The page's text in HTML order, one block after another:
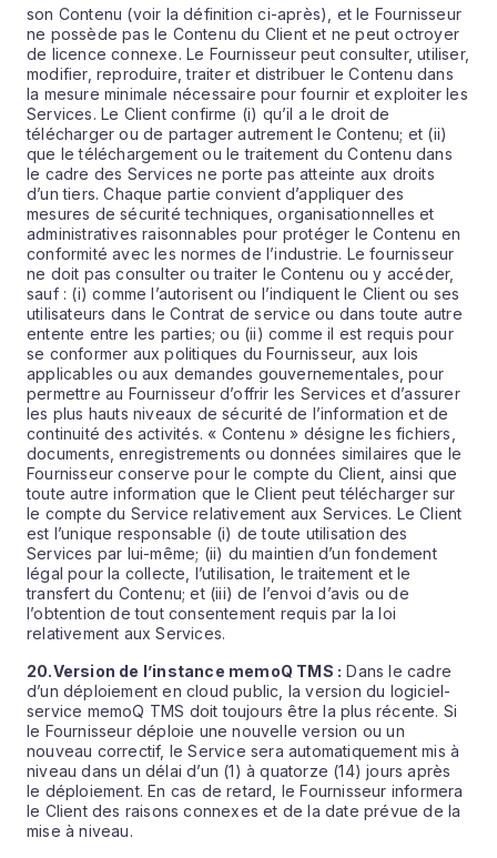
son Contenu (voir la définition ci-après), et le Fournisseur
ne possède pas le Contenu du Client et ne peut octroyer
de licence connexe. Le Fournisseur peut consulter, utiliser,
modifier, reproduire, traiter et distribuer le Contenu dans
la mesure minimale nécessaire pour fournir et exploiter les
Services. Le Client confirme (i) qu’il a le droit de
télécharger ou de partager autrement le Contenu; et (ii)
que le téléchargement ou le traitement du Contenu dans
le cadre des Services ne porte pas atteinte aux droits
d’un tiers. Chaque partie convient d’appliquer des
mesures de sécurité techniques, organisationnelles et
administratives raisonnables pour protéger le Contenu en
conformité avec les normes de l’industrie. Le fournisseur
ne doit pas consulter ou traiter le Contenu ou y accéder,
sauf : (i) comme l’autorisent ou l’indiquent le Client ou ses
utilisateurs dans le Contrat de service ou dans toute autre
entente entre les parties; ou (ii) comme il est requis pour
se conformer aux politiques du Fournisseur, aux lois
applicables ou aux demandes gouvernementales, pour
permettre au Fournisseur d’offrir les Services et d’assurer
les plus hauts niveaux de sécurité de l’information et de
continuité des activités. « Contenu » désigne les fichiers,
documents, enregistrements ou données similaires que le
Fournisseur conserve pour le compte du Client, ainsi que
toute autre information que le Client peut télécharger sur
le compte du Service relativement aux Services. Le Client
est l’unique responsable (i) de toute utilisation des
Services par lui-même; (ii) du maintien d’un fondement
légal pour la collecte, l’utilisation, le traitement et le
transfert du Contenu; et (iii) de l’envoi d’avis ou de
l’obtention de tout consentement requis par la loi
relativement aux Services.
20.Version de l’instance memoQ TMS : Dans le cadre
d’un déploiement en cloud public, la version du logiciel-
service memoQ TMS doit toujours être la plus récente. Si
le Fournisseur déploie une nouvelle version ou un
nouveau correctif, le Service sera automatiquement mis à
niveau dans un délai d’un (1) à quatorze (14) jours après
le déploiement. En cas de retard, le Fournisseur informera
le Client des raisons connexes et de la date prévue de la
mise à niveau.